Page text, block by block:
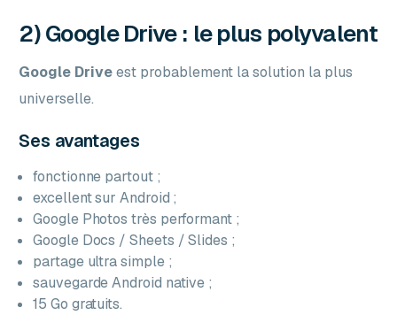
2) Google Drive : le plus polyvalent
Google Driveest probablement la solution la plus
universelle.
Ses avantages
fonctionne partout ;
excellent sur Android ;
Google Photos très performant ;
Google Docs / Sheets / Slides ;
partage ultra simple ;
sauvegarde Android native ;
15 Go gratuits.